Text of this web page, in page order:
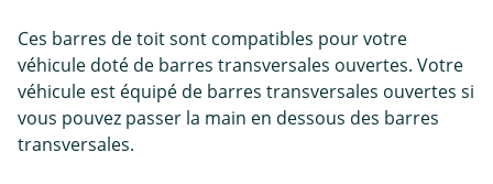
Ces barres de toit sont compatibles pour votre
véhicule doté de barres transversales ouvertes. Votre
véhicule est équipé de barres transversales ouvertes si
vous pouvez passer la main en dessous des barres
transversales.